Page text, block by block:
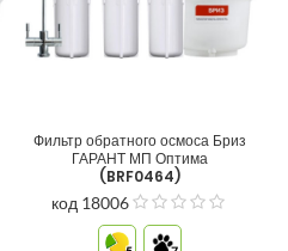
Фильтр обратного осмоса Бриз
ГАРАНТ МП Оптима
(BRF0464)
код 18006